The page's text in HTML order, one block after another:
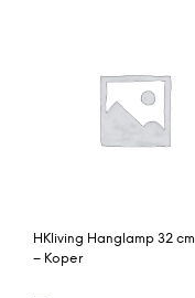
HKliving Hanglamp 32 cm
– Koper